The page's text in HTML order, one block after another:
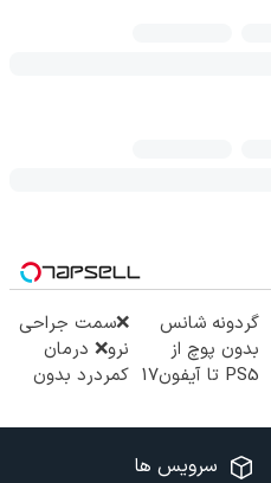
گردونه شانس
بدون پوچ از
PS5 تا آیفون17
❌سمت جراحی
نرو❌ درمان
کمردرد بدون
سرویس ها